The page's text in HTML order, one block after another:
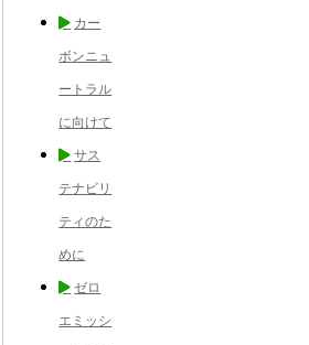
カー
ボンニュ
ートラル
に向けて
サス
テナビリ
ティのた
めに
ゼロ
エミッシ